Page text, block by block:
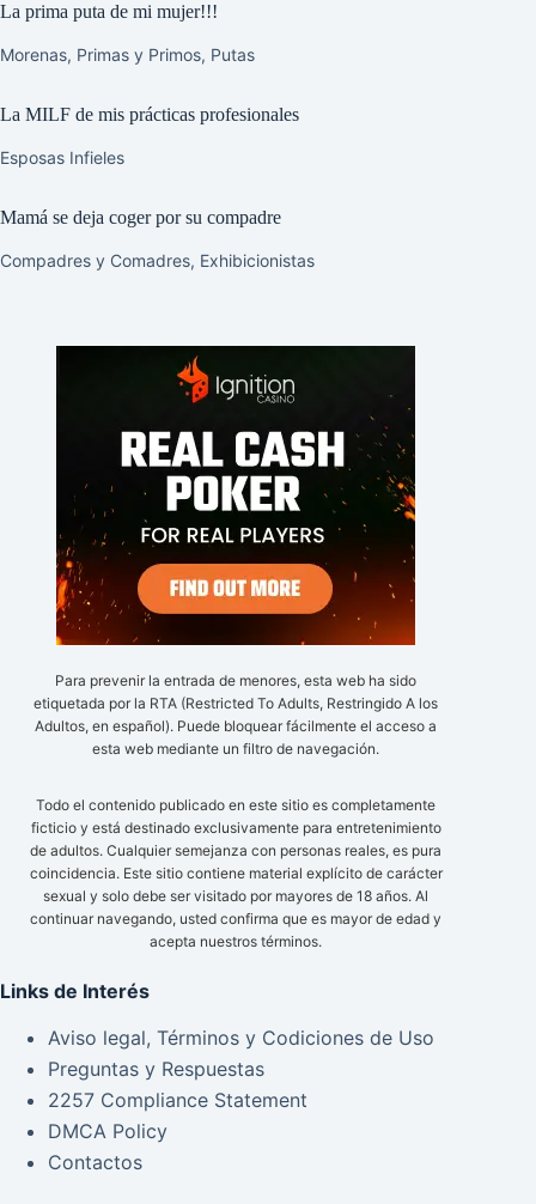
La prima puta de mi mujer!!!
Morenas, Primas y Primos, Putas
La MILF de mis prácticas profesionales
Esposas Infieles
Mamá se deja coger por su compadre
Compadres y Comadres, Exhibicionistas
Para prevenir la entrada de menores, esta web ha sido
etiquetada por la RTA (Restricted To Adults, Restringido A los
Adultos, en español). Puede bloquear fácilmente el acceso a
esta web mediante un filtro de navegación.
Todo el contenido publicado en este sitio es completamente
ficticio y está destinado exclusivamente para entretenimiento
de adultos. Cualquier semejanza con personas reales, es pura
coincidencia. Este sitio contiene material explícito de carácter
sexual y solo debe ser visitado por mayores de 18 años. Al
continuar navegando, usted confirma que es mayor de edad y
acepta nuestros términos.
Links de Interés
Aviso legal, Términos y Codiciones de Uso
Preguntas y Respuestas
2257 Compliance Statement
DMCA Policy
Contactos